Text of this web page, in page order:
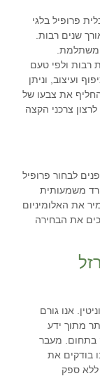
פרופיל בלגי
שנים רבות.
משתלמת.
רבות ולפי טעם
ועיצוב, וניתן
את צבעו של
צרכני הקצה
לבחור פרופיל
ירד משמעותית
את האלומיניום
את הבחירה
אנו גורם
מתוך ידע
בתחום. מעבר
בודקים את
ללא ספק